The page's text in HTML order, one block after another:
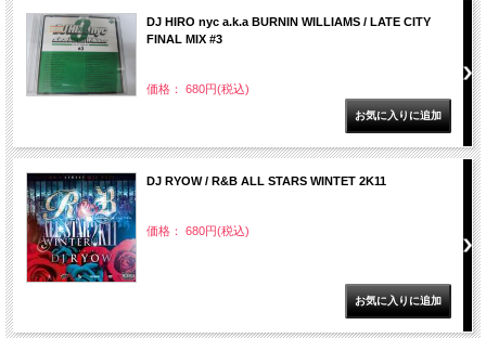
DJ HIRO nyc a.k.a BURNIN WILLIAMS / LATE CITY
FINAL MIX #3
価格： 680円(税込)
DJ RYOW / R&B ALL STARS WINTET 2K11
価格： 680円(税込)